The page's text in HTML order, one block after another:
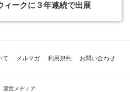
ィークに３年連続で出展
て メルマガ 利用規約 お問い合わせ
運営メディア